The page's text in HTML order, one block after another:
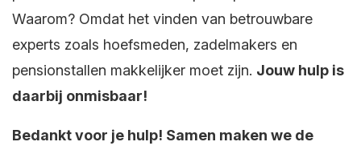
Waarom? Omdat het vinden van betrouwbare
experts zoals hoefsmeden, zadelmakers en
pensionstallen makkelijker moet zijn. Jouw hulp is
daarbij onmisbaar!
Bedankt voor je hulp! Samen maken we de